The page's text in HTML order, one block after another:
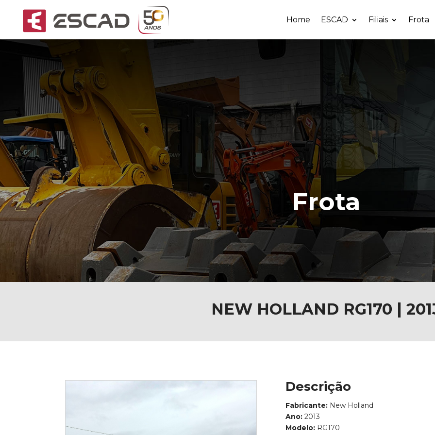
Home ESCAD Filiais Frota
Frota
NEW HOLLAND RG170 |
Descrição
Fabricante: New Holland
Ano: 2013
Modelo: RG170